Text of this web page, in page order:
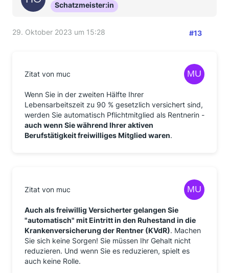
Schatzmeister:in
29. Oktober 2023 um 15:28 #13
Zitat von muc
Wenn Sie in der zweiten Hälfte Ihrer
Lebensarbeitszeit zu 90 % gesetzlich versichert sind,
werden Sie automatisch Pflichtmitglied als Rentnerin -
auch wenn Sie während Ihrer aktiven
Berufstätigkeit freiwilliges Mitglied waren.
Zitat von muc
Auch als freiwillig Versicherter gelangen Sie
"automatisch" mit Eintritt in den Ruhestand in die
Krankenversicherung der Rentner (KVdR). Machen
Sie sich keine Sorgen! Sie müssen Ihr Gehalt nicht
reduzieren. Und wenn Sie es reduzieren, spielt es
auch keine Rolle.